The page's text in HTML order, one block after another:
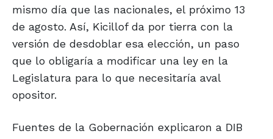
mismo día que las nacionales, el próximo 13
de agosto. Así, Kicillof da por tierra con la
versión de desdoblar esa elección, un paso
que lo obligaría a modificar una ley en la
Legislatura para lo que necesitaría aval
opositor.
Fuentes de la Gobernación explicaron a DIB